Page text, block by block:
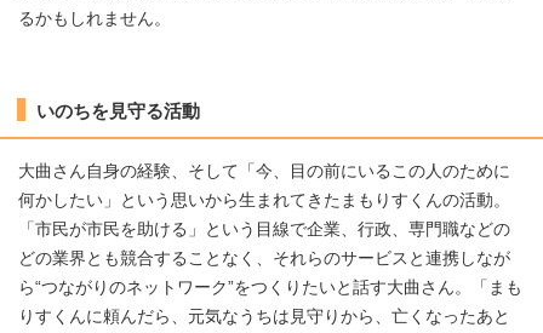
るかもしれません。
いのちを見守る活動
大曲さん自身の経験、そして「今、目の前にいるこの人のために
何かしたい」という思いから生まれてきたまもりすくんの活動。
「市民が市民を助ける」という目線で企業、行政、専門職などの
どの業界とも競合することなく、それらのサービスと連携しなが
ら“つながりのネットワーク”をつくりたいと話す大曲さん。「まも
りすくんに頼んだら、元気なうちは見守りから、亡くなったあと